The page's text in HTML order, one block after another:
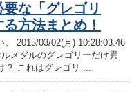
な「グレゴリ
方法まとめ！
2015/03/02(月) 10:28:03.46
メダルのグレゴリーだけ異
？ これはグレゴリ ...